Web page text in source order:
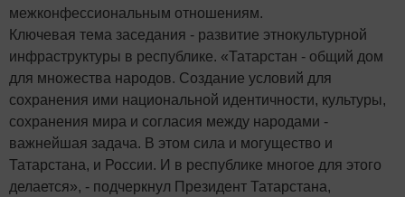
межконфессиональным отношениям.
Ключевая тема заседания - развитие этнокультурной
инфраструктуры в республике. «Татарстан - общий дом
для множества народов. Создание условий для
сохранения ими национальной идентичности, культуры,
сохранения мира и согласия между народами -
важнейшая задача. В этом сила и могущество и
Татарстана, и России. И в республике многое для этого
делается», - подчеркнул Президент Татарстана,